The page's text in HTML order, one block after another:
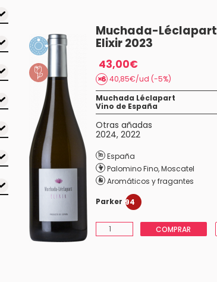
Muchada-Léclapart
Elixir 2023
43,00€
40,85€/ud (-5%)
Muchada Léclapart
Vino de España
Otras añadas
2024, 2022
España
Palomino Fino,Moscatel
Aromáticos y fragantes
Parker 94
COMPRAR